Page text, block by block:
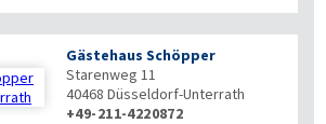
Gästehaus Schöpper
Starenweg 11
40468 Düsseldorf-Unterrath
+49-211-4220872